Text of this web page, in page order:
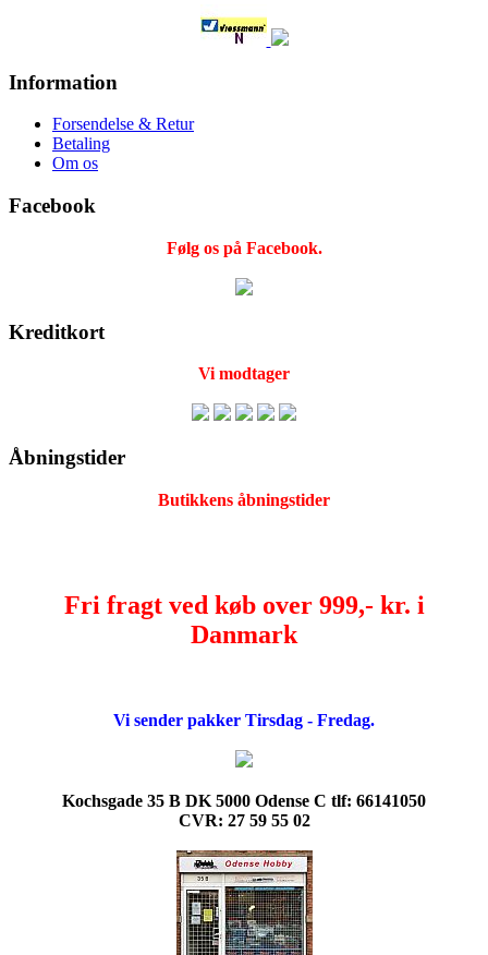
Information
Forsendelse & Retur
Betaling
Om os
Facebook
Følg os på Facebook.
Kreditkort
Vi modtager
Åbningstider
Butikkens åbningstider
Fri fragt ved køb over 999,- kr. i
Danmark
Vi sender pakker Tirsdag - Fredag.
Kochsgade 35 B DK 5000 Odense C tlf: 66141050
CVR: 27 59 55 02